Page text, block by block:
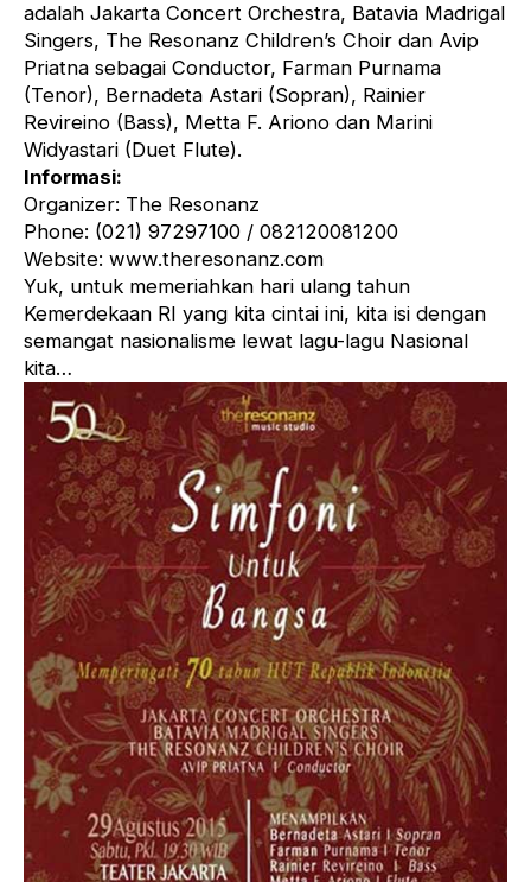
adalah Jakarta Concert Orchestra, Batavia Madrigal
Singers, The Resonanz Children’s Choir dan Avip
Priatna sebagai Conductor, Farman Purnama
(Tenor), Bernadeta Astari (Sopran), Rainier
Revireino (Bass), Metta F. Ariono dan Marini
Widyastari (Duet Flute).
Informasi:
Organizer: The Resonanz
Phone: (021) 97297100 / 082120081200
Website: www.theresonanz.com
Yuk, untuk memeriahkan hari ulang tahun
Kemerdekaan RI yang kita cintai ini, kita isi dengan
semangat nasionalisme lewat lagu-lagu Nasional
kita…